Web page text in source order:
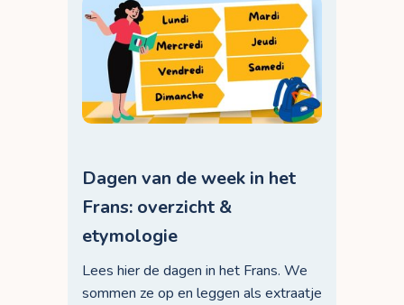
Dagen van de week in het
Frans: overzicht &
etymologie
Lees hier de dagen in het Frans. We
sommen ze op en leggen als extraatje